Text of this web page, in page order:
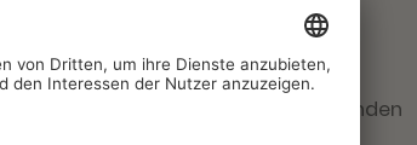
sich oft innerhalb von 24 Stunden
trinkt und sein gewohntes